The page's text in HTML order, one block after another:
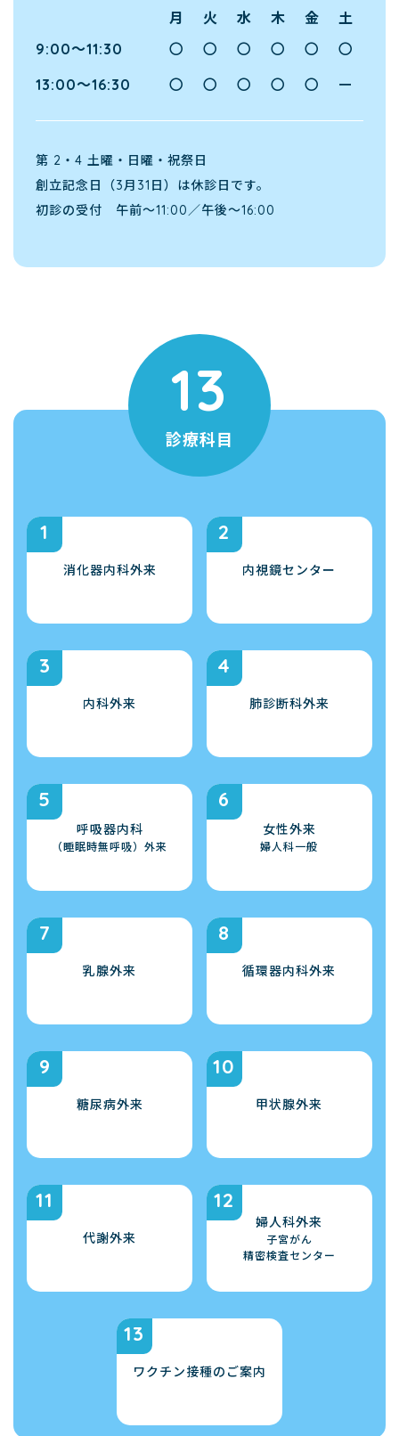
月 火 水 木 金
土
9:00～11:30
〇 〇 〇 〇 〇
〇
13:00～16:30
〇 〇 〇 〇 〇 ー
第 2・4 土曜・日曜・祝祭日
創立記念日（3月31日）は休診日です。
初診の受付 午前～11:00／午後～16:00
13
診療科目
消化器内科外来 内視鏡センター
内科外来 肺診断科外来
呼吸器内科
（睡眠時無呼吸）外来
女性外来
婦人科一般
乳腺外来 循環器内科外来
糖尿病外来 甲状腺外来
代謝外来
婦人科外来
子宮がん
精密検査センター
ワクチン接種のご案内